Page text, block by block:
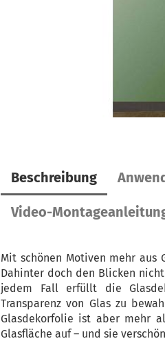
Beschreibung
Video-
Mit schönen Motiven mehr aus
Dahinter doch den Blicken
jedem Fall erfüllt die
Transparenz von Glas zu
Glasdekorfolie ist aber mehr
Glasfläche auf – und sie